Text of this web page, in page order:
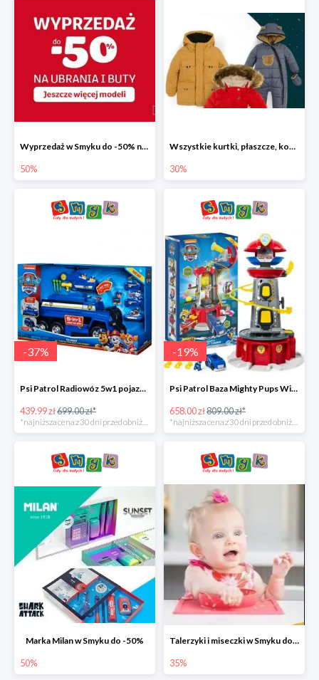
Wyprzedaż w Smyku do -50% na ubrania i buty
50%
Wszystkie kurtki, płaszcze, kombinezony i spodnie narciarskie -30%
30%
-37%
Psi Patrol Radiowóz 5w1 pojazd ratunkowy z figurką Chase'a -37%
439.99 zł699.00 zł*
-19%
Psi Patrol Baza Mighty Pups Wieża obserwacyjna+pojazd z figurką -19%
658.00 zł809.00 zł*
Marka Milan w Smyku do -50%
50%
Talerzyki i miseczki w Smyku do -35%
35%